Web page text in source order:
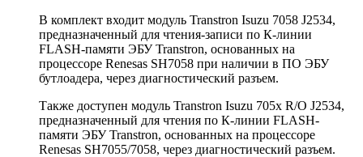
В комплект входит модуль Transtron Isuzu 7058 J2534,
предназначенный для чтения-записи по К-линии
FLASH-памяти ЭБУ Transtron, основанных на
процессоре Renesas SH7058 при наличии в ПО ЭБУ
бутлоадера, через диагностический разъем.
Также доступен модуль Transtron Isuzu 705x R/O J2534,
предназначенный для чтения по К-линии FLASH-
памяти ЭБУ Transtron, основанных на процессоре
Renesas SH7055/7058, через диагностический разъем.